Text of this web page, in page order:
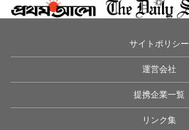
サイトポリシー
運営会社
提携企業一覧
リンク集